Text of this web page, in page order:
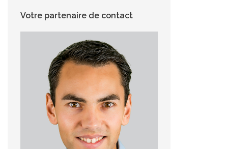
Votre partenaire de contact